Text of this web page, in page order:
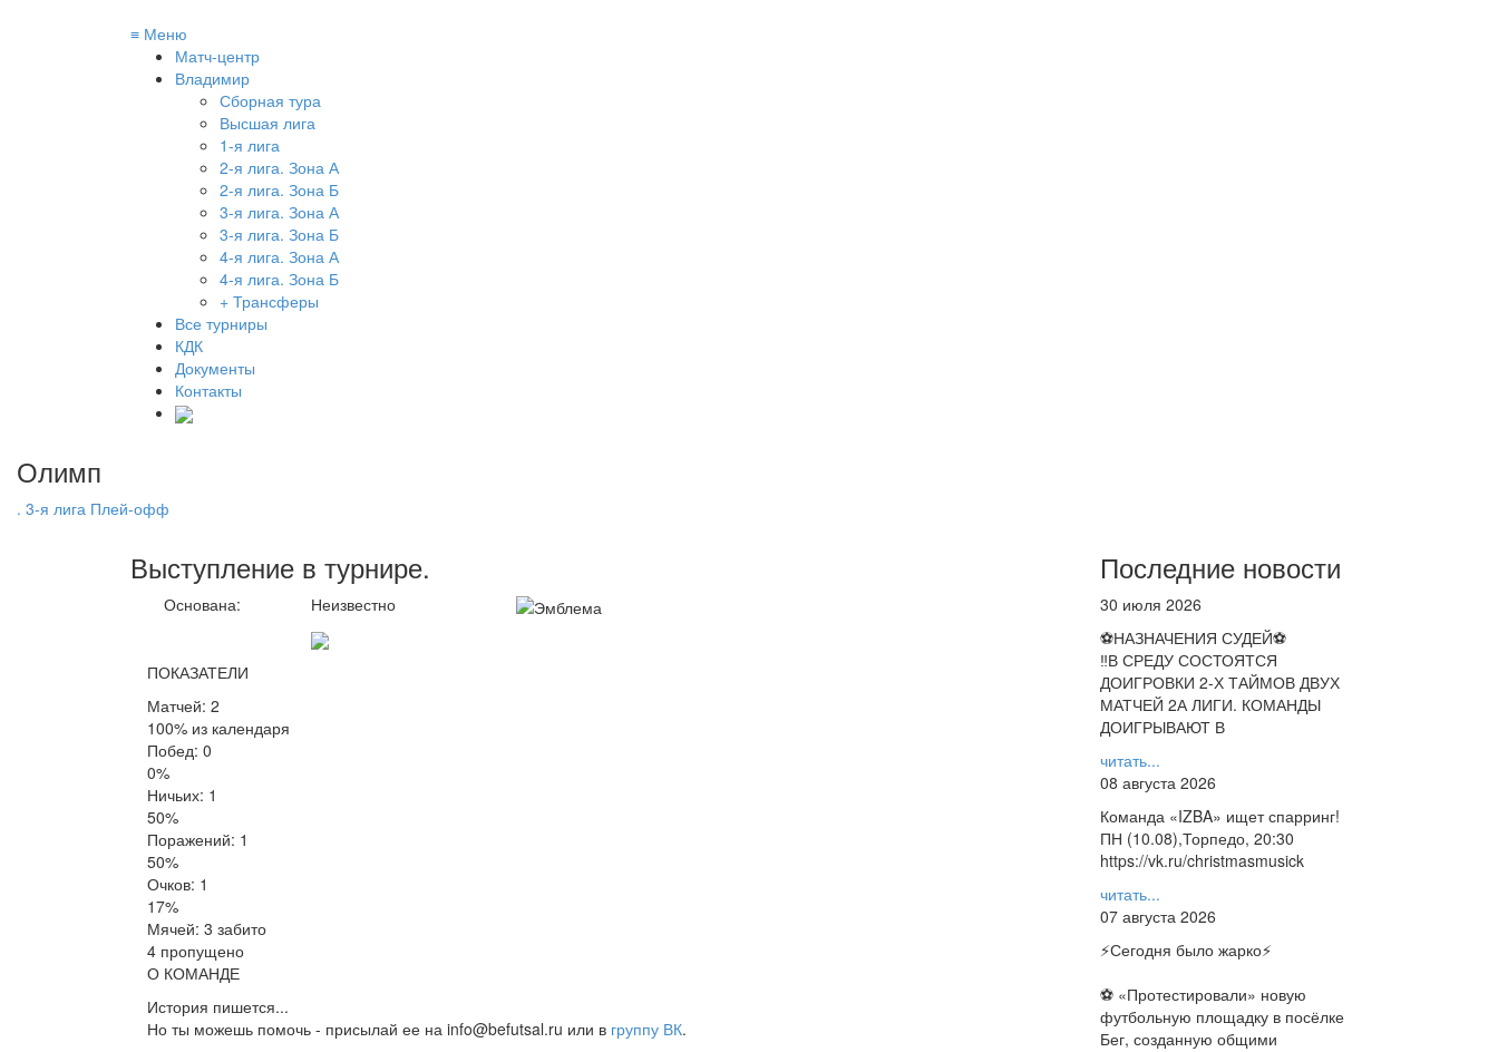
≡ Меню
Матч-центр
Владимир
Сборная тура
Высшая лига
1-я лига
2-я лига. Зона А
2-я лига. Зона Б
3-я лига. Зона А
3-я лига. Зона Б
4-я лига. Зона А
4-я лига. Зона Б
+ Трансферы
Все турниры
КДК
Документы
Контакты
Олимп
. 3-я лига Плей-офф
Выступление в турнире.
Основана: Неизвестно
ПОКАЗАТЕЛИ
Матчей: 2
100% из календаря
Побед: 0
0%
Ничьих: 1
50%
Поражений: 1
50%
Очков: 1
17%
Мячей: 3 забито
4 пропущено
О КОМАНДЕ
История пишется...
Но ты можешь помочь - присылай ее на info@befutsal.ru или в группу ВК.
Последние новости
30 июля 2026
⚽НАЗНАЧЕНИЯ СУДЕЙ⚽
‼В СРЕДУ СОСТОЯТСЯ
ДОИГРОВКИ 2-Х ТАЙМОВ ДВУХ
МАТЧЕЙ 2А ЛИГИ. КОМАНДЫ
ДОИГРЫВАЮТ В
читать...
08 августа 2026
Команда «IZBA» ищет спарринг!
ПН (10.08),Торпедо, 20:30
https://vk.ru/christmasmusick
читать...
07 августа 2026
⚡️Сегодня было жарко⚡️
⚽ ️«Протестировали» новую
футбольную площадку в посёлке
Бег, созданную общими